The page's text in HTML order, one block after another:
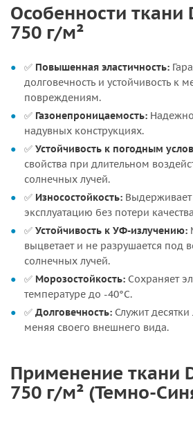
Особенности ткани
750 г/м²
✅ Повышенная эластичность:
долговечность и устойчивость к
повреждениям.
✅ Газонепроницаемость:
надувных конструкциях.
✅ Устойчивость к погодным
свойства при длительном
солнечных лучей.
✅ Износостойкость:
эксплуатацию без потери
✅ Устойчивость к УФ-излучению:
выцветает и не разрушается под
солнечных лучей.
✅ Морозостойкость: Сохраняет
температуре до -40°C.
✅ Долговечность: Служит десятки
меняя своего внешнего вида.
Применение ткани
750 г/м² (Темно-